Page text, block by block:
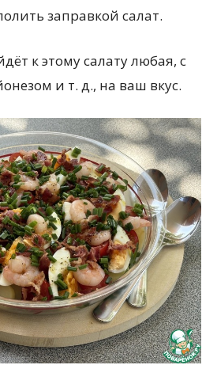
заправкой салат.
к этому салату любая, с
и т. д., на ваш вкус.